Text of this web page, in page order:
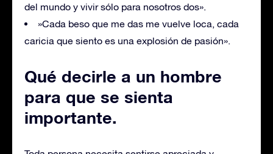
del mundo y vivir sólo para nosotros dos».
»Cada beso que me das me vuelve loca, cada
caricia que siento es una explosión de pasión».
Qué decirle a un hombre
para que se sienta
importante.